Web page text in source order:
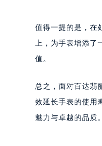
武
南
青
值得一提的是，在
上，为手表增添
值。
总之，面对百达翡
效延长手表的使用
魅力与卓越的品质。